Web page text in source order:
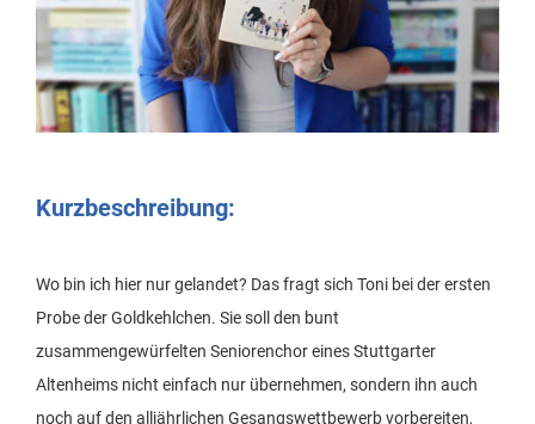
Kurzbeschreibung:
Wo bin ich hier nur gelandet? Das fragt sich Toni bei der ersten
Probe der Goldkehlchen. Sie soll den bunt
zusammengewürfelten Seniorenchor eines Stuttgarter
Altenheims nicht einfach nur übernehmen, sondern ihn auch
noch auf den alljährlichen Gesangswettbewerb vorbereiten,